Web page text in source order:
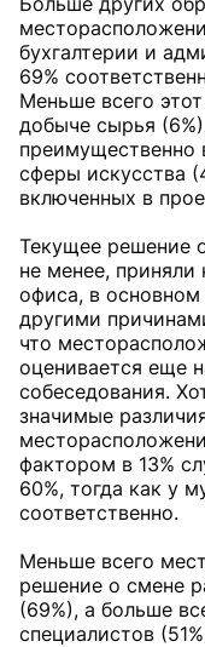
бухгалтерии и
69%
Меньше всего
добыче сырья
преимущественно
сферы искусства
включенных в
Текущее решение
не менее,
офиса, в
другими
что
оценивается еще
собеседования.
значимые
фактором в 13%
60%, тогда как у
соответственно.
Меньше всего
решение о смене
(69%), а больше
специалистов